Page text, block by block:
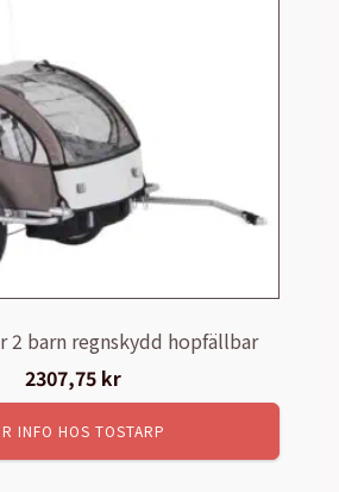
2 barn regnskydd hopfällbar
2307,75 kr
INFO HOS TOSTARP